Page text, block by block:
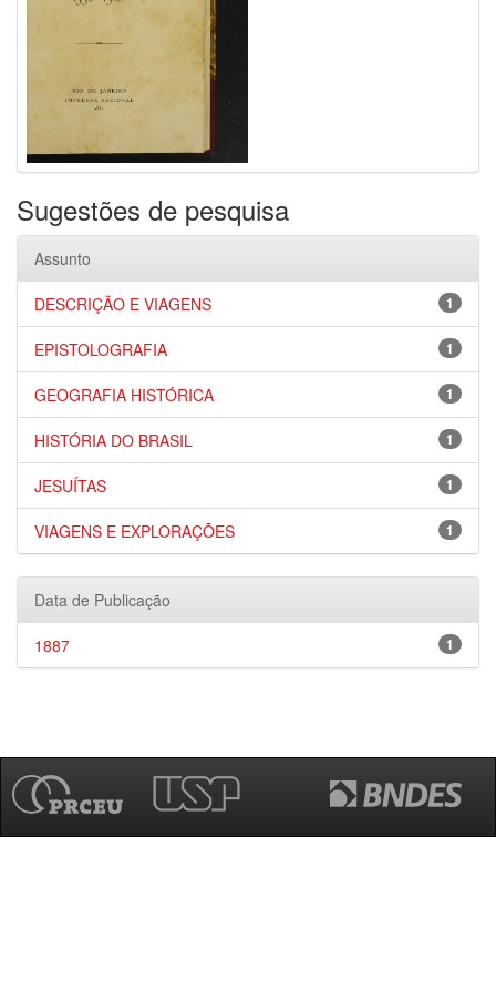
Sugestões de pesquisa
Assunto
1
DESCRIÇÃO E VIAGENS
1
EPISTOLOGRAFIA
1
GEOGRAFIA HISTÓRICA
1
HISTÓRIA DO BRASIL
1
JESUÍTAS
1
VIAGENS E EXPLORAÇÕES
Data de Publicação
1
1887